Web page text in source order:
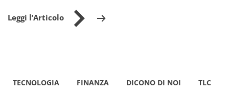
Leggi l’Articolo
TECNOLOGIA FINANZA DICONO DI NOI TLC